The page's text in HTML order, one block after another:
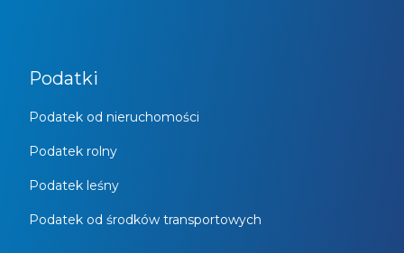
Podatki
Podatek od nieruchomości
Podatek rolny
Podatek leśny
Podatek od środków transportowych